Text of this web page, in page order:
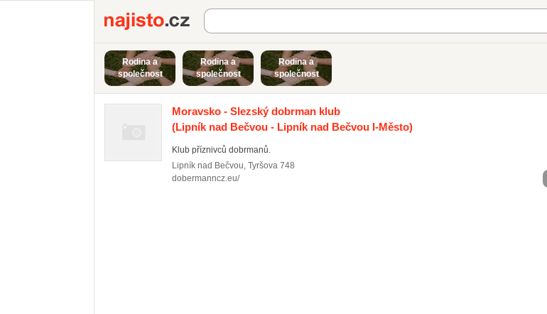
Najisto.cz
Rodina a
společnost
Rodina a
společnost
Rodina a
společnost
Moravsko - Slezský dobrman klub
(Lipník nad Bečvou - Lipník nad Bečvou I-Město)
Klub příznivců dobrmanů.
Lipník nad Bečvou, Tyršova 748
dobermanncz.eu/